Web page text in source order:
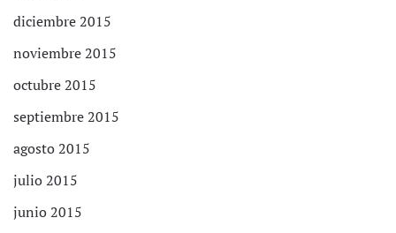
diciembre 2015
noviembre 2015
octubre 2015
septiembre 2015
agosto 2015
julio 2015
junio 2015